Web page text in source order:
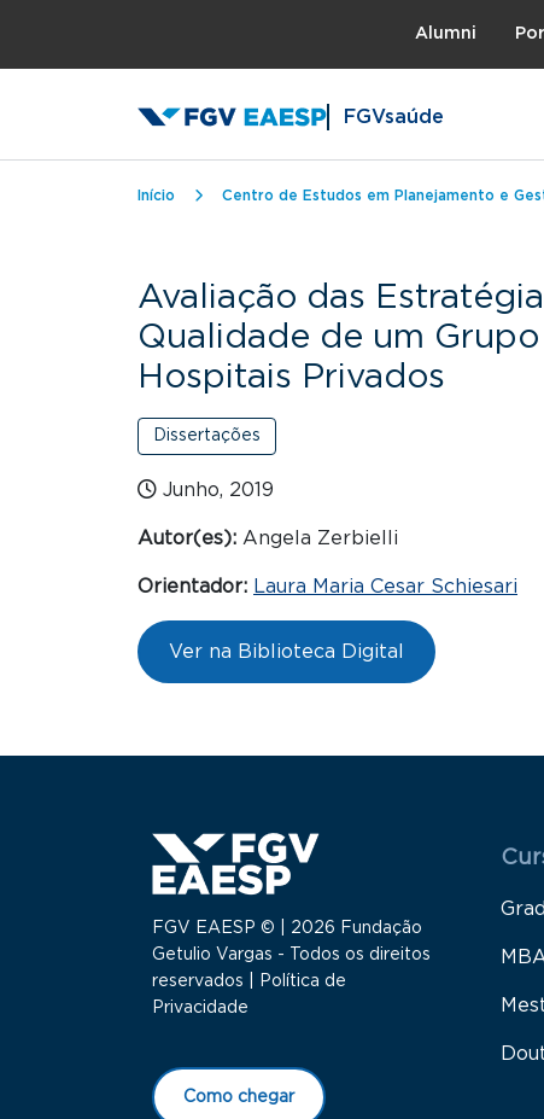
Alumni
FGVsaúde
Trilha de navegação
Início Centro de Estudos em Planejamento e
Avaliação das
Qualidade de um
Hospitais Privados
Dissertações
Junho, 2019
Autor(es): Angela Zerbielli
Orientador: Laura Maria Cesar Schiesari
Ver na Biblioteca Digital
FGV EAESP © | 2026 Fundação
Getulio Vargas - Todos os direitos
reservados |
Política de
Privacidade
Como chegar